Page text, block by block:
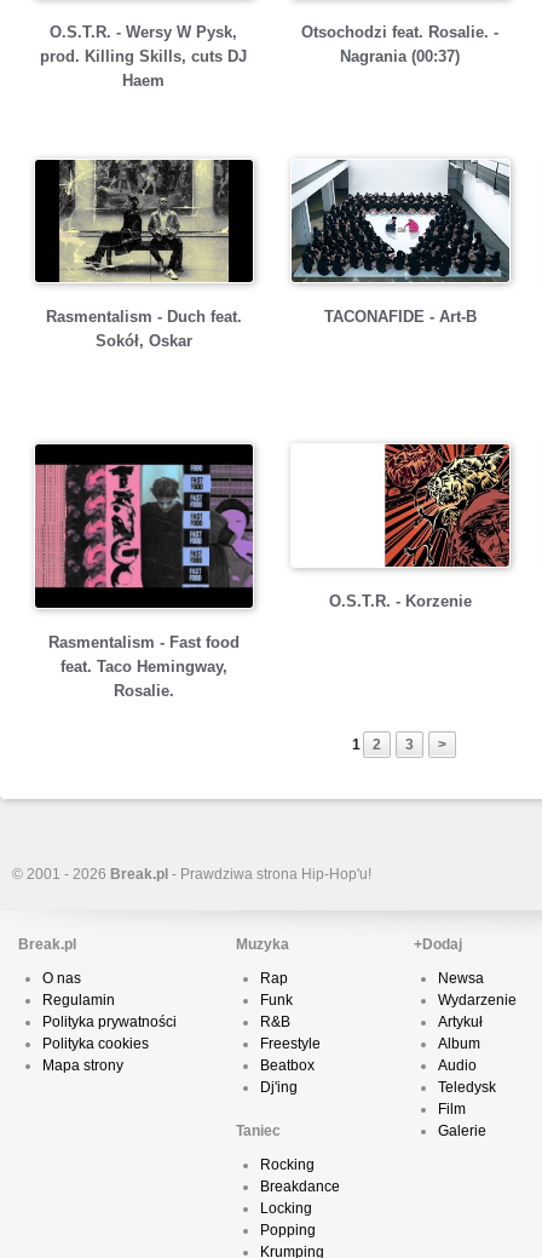
O.S.T.R. - Wersy W Pysk,
prod. Killing Skills, cuts DJ
Haem
Otsochodzi feat. Rosalie. -
Nagrania (00:37)
Rasmentalism - Duch feat.
Sokół, Oskar
TACONAFIDE - Art-B
Rasmentalism - Fast food
feat. Taco Hemingway,
Rosalie.
O.S.T.R. - Korzenie
1 2 3 >
© 2001 - 2026 Break.pl - Prawdziwa strona Hip-Hop'u!
Break.pl
O nas
Regulamin
Polityka prywatności
Polityka cookies
Mapa strony
Muzyka
Rap
Funk
R&B
Freestyle
Beatbox
Dj'ing
Taniec
Rocking
Breakdance
Locking
Popping
Krumping
+Dodaj
Newsa
Wydarzenie
Artykuł
Album
Audio
Teledysk
Film
Galerie